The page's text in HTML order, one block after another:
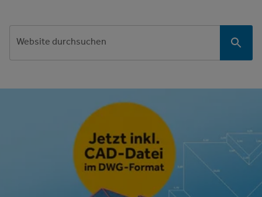
Website durchsuchen